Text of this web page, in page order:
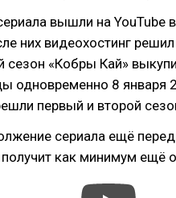
вышли на YouTube
них видеохостинг
сезон «Кобры Кай»
одновременно 8 января
первый и второй
сериала ещё
как минимум ещё